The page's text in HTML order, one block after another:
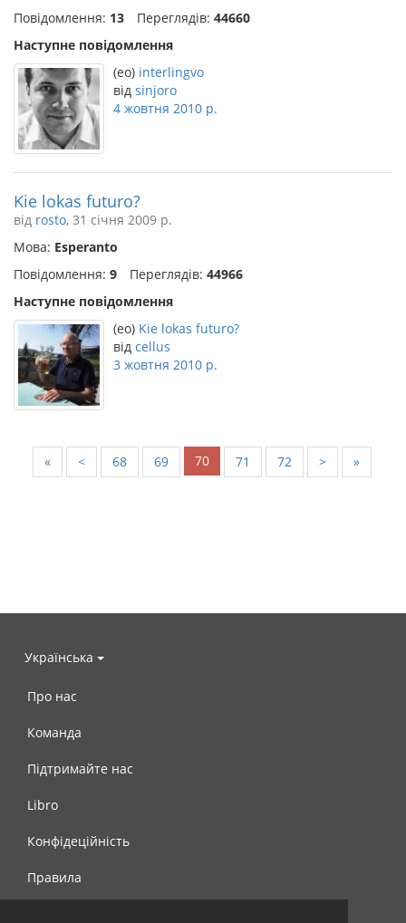
Повідомлення: 13 Переглядів: 44660
Наступне повідомлення
(eo) interlingvo
від sinjoro
4 жовтня 2010 р.
Kie lokas futuro?
від rosto, 31 січня 2009 р.
Мова: Esperanto
Повідомлення: 9 Переглядів: 44966
Наступне повідомлення
(eo) Kie lokas futuro?
від cellus
3 жовтня 2010 р.
« < 68 69 70 71 72 > »
Українська
Про нас
Команда
Підтримайте нас
Libro
Конфідеційність
Правила